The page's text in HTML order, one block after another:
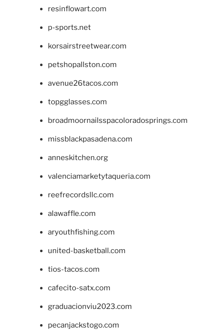
resinflowart.com
p-sports.net
korsairstreetwear.com
petshopallston.com
avenue26tacos.com
topgglasses.com
broadmoornailsspacoloradosprings.com
missblackpasadena.com
anneskitchen.org
valenciamarketytaqueria.com
reefrecordsllc.com
alawaffle.com
aryouthfishing.com
united-basketball.com
tios-tacos.com
cafecito-satx.com
graduacionviu2023.com
pecanjackstogo.com